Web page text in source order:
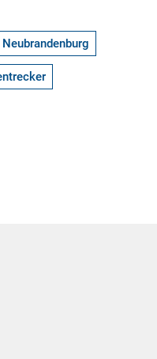
Neubrandenburg